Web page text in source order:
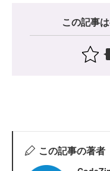
この記事
この記事の著者